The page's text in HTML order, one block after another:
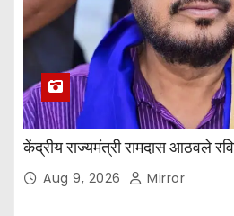
केंद्रीय राज्यमंत्री रामदास आठवले
Aug 9, 2026 Mirror